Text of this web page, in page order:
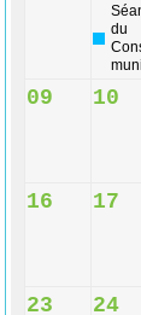
du
09 10
16 17
23 24